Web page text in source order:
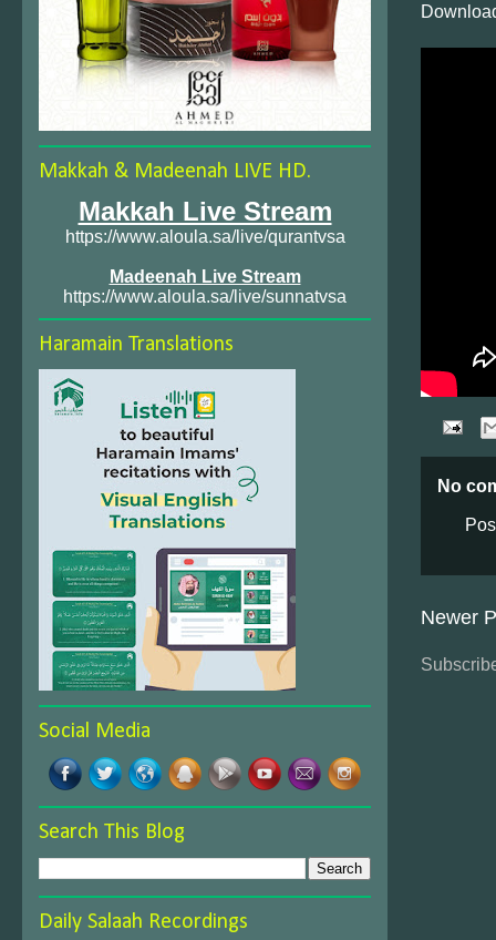
No
Newer
Makkah & Madeenah LIVE HD.
Makkah Live Stream
https://www.aloula.sa/live/qurantvsa
Madeenah Live Stream
https://www.aloula.sa/live/sunnatvsa
Haramain Translations
Social Media
Search This Blog
Daily Salaah Recordings